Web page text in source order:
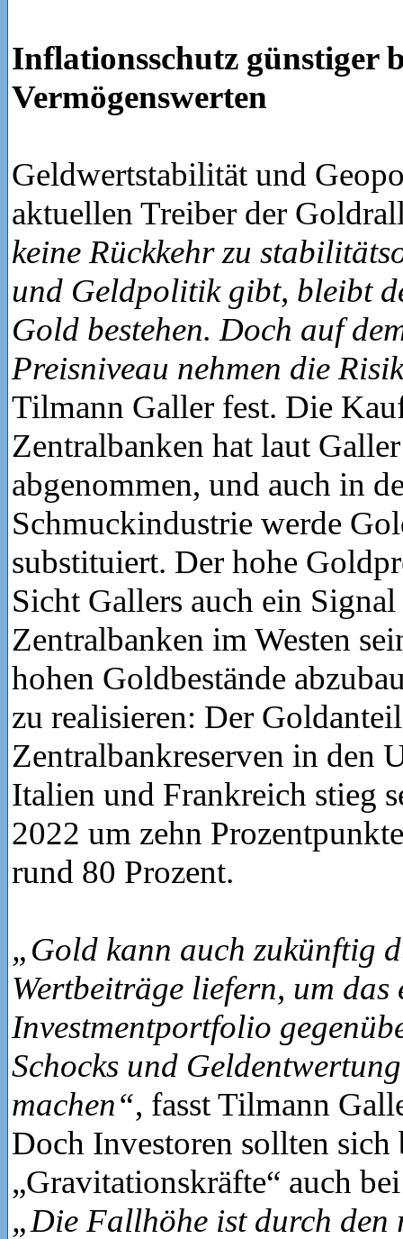
Inflationsschutz günstiger
Vermögenswerten
Geldwertstabilität und
aktuellen Treiber der
keine Rückkehr zu
und Geldpolitik gibt, bleibt
Gold bestehen. Doch auf
Preisniveau nehmen die
Tilmann Galler fest. Die
Zentralbanken hat laut
abgenommen, und auch in
Schmuckindustrie werde
substituiert. Der hohe
Sicht Gallers auch ein
Zentralbanken im Westen
hohen Goldbestände
zu realisieren: Der
Zentralbankreserven in den
Italien und Frankreich stieg
2022 um zehn
rund 80 Prozent.
„Gold kann auch zukünftig
Wertbeiträge liefern, um das
Investmentportfolio
Schocks und
machen“, fasst Tilmann
Doch Investoren sollten sich
„Gravitationskräfte“ auch
„Die Fallhöhe ist durch den